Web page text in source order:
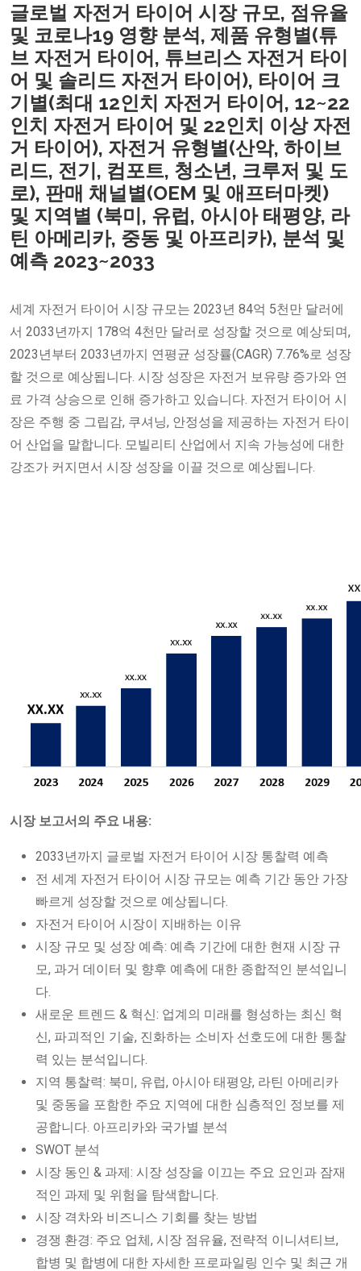
글로벌 자전거 타이어 시장 규모, 점유율
및 코로나19 영향 분석, 제품 유형별(튜
브 자전거 타이어, 튜브리스 자전거 타이
어 및 솔리드 자전거 타이어), 타이어 크
기별(최대 12인치 자전거 타이어, 12~22
인치 자전거 타이어 및 22인치 이상 자전
거 타이어), 자전거 유형별(산악, 하이브
리드, 전기, 컴포트, 청소년, 크루저 및 도
로), 판매 채널별(OEM 및 애프터마켓)
및 지역별 (북미, 유럽, 아시아 태평양, 라
틴 아메리카, 중동 및 아프리카), 분석 및
예측 2023~2033
세계 자전거 타이어 시장 규모는 2023년 84억 5천만 달러에
서 2033년까지 178억 4천만 달러로 성장할 것으로 예상되며,
2023년부터 2033년까지 연평균 성장률(CAGR) 7.76%로 성장
할 것으로 예상됩니다. 시장 성장은 자전거 보유량 증가와 연
료 가격 상승으로 인해 증가하고 있습니다. 자전거 타이어 시
장은 주행 중 그립감, 쿠셔닝, 안정성을 제공하는 자전거 타이
어 산업을 말합니다. 모빌리티 산업에서 지속 가능성에 대한
강조가 커지면서 시장 성장을 이끌 것으로 예상됩니다.
시장 보고서의 주요 내용:
2033년까지 글로벌 자전거 타이어 시장 통찰력 예측
전 세계 자전거 타이어 시장 규모는 예측 기간 동안 가장
빠르게 성장할 것으로 예상됩니다.
자전거 타이어 시장이 지배하는 이유
시장 규모 및 성장 예측: 예측 기간에 대한 현재 시장 규
모, 과거 데이터 및 향후 예측에 대한 종합적인 분석입니
다.
새로운 트렌드 & 혁신: 업계의 미래를 형성하는 최신 혁
신, 파괴적인 기술, 진화하는 소비자 선호도에 대한 통찰
력 있는 분석입니다.
지역 통찰력: 북미, 유럽, 아시아 태평양, 라틴 아메리카
및 중동을 포함한 주요 지역에 대한 심층적인 정보를 제
공합니다. 아프리카와 국가별 분석
SWOT 분석
시장 동인 & 과제: 시장 성장을 이끄는 주요 요인과 잠재
적인 과제 및 위험을 탐색합니다.
시장 격차와 비즈니스 기회를 찾는 방법
경쟁 환경: 주요 업체, 시장 점유율, 전략적 이니셔티브,
합병 및 합병에 대한 자세한 프로파일링 인수 및 최근 개